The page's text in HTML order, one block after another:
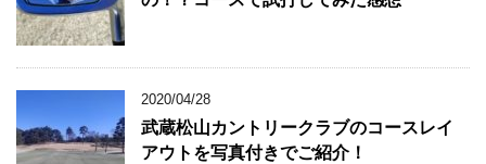
2020/04/28
武蔵松山カントリークラブのコースレイ
アウトを写真付きでご紹介！